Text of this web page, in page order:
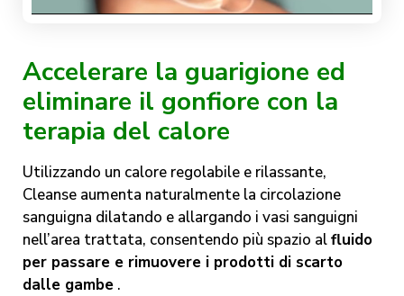
Accelerare la guarigione ed
eliminare il gonfiore con la
terapia del calore
Utilizzando un calore regolabile e rilassante,
Cleanse aumenta naturalmente la circolazione
sanguigna dilatando e allargando i vasi sanguigni
nell’area trattata, consentendo più spazio alfluido
per passare e rimuovere i prodotti di scarto
dalle gambe .